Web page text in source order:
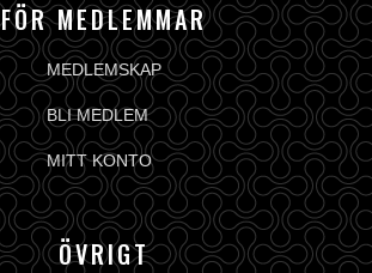
FÖR MEDLEMMAR
MEDLEMSKAP
BLI MEDLEM
MITT KONTO
ÖVRIGT